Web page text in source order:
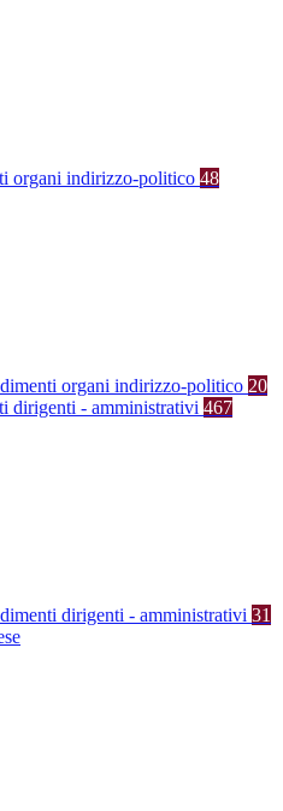
organi indirizzo-politico 48
organi indirizzo-politico 20
dirigenti - amministrativi 467
dirigenti - amministrativi 31